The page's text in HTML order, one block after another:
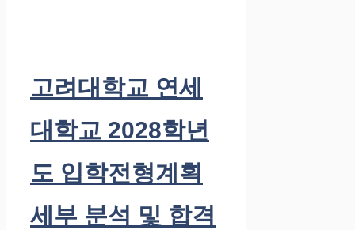
고려대학교 연세
대학교 2028학년
도 입학전형계획
세부 분석 및 합격